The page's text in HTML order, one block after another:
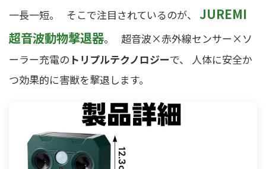
一長一短。 そこで注目されているのが、 JUREMI
超音波動物撃退器。 超音波×赤外線センサー×ソ
ーラー充電の トリプルテクノロジーで、 人体に安全か
つ効果的に害獣を撃退します。